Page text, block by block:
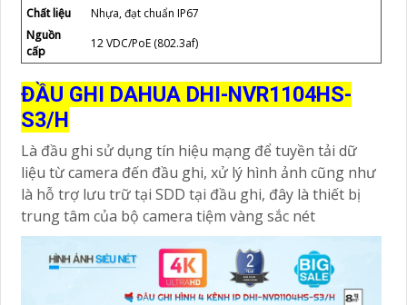
Chất liệu
Nhựa, đạt chuẩn IP67
Nguồn
cấp
12 VDC/PoE (802.3af)
ĐẦU GHI DAHUA DHI-NVR1104HS-
S3/H
Là đầu ghi sử dụng tín hiệu mạng để tuyền tải dữ
liệu từ camera đến đầu ghi, xử lý hình ảnh cũng như
là hỗ trợ lưu trữ tại SDD tại đầu ghi, đây là thiết bị
trung tâm của bộ camera tiệm vàng sắc nét